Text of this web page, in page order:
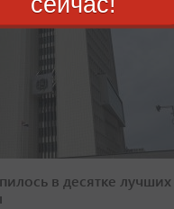
в десятке лучших